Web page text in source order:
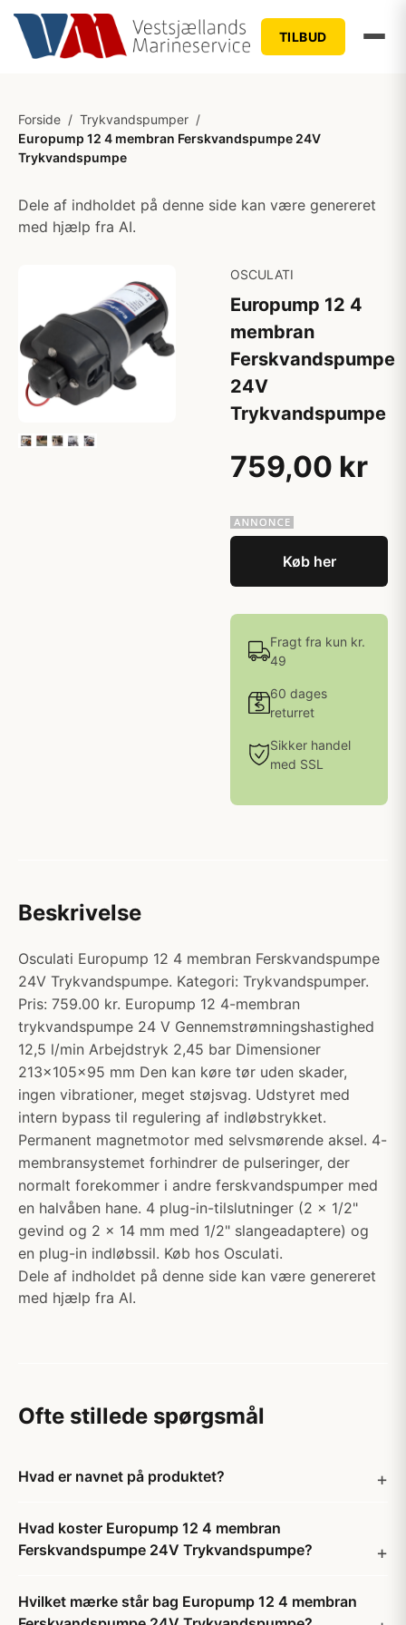
TILBUD
Forside / Trykvandspumper /
Europump 12 4 membran Ferskvandspumpe 24V
Trykvandspumpe
Dele af indholdet på denne side kan være genereret
med hjælp fra AI.
OSCULATI
Europump 12 4
membran
Ferskvandspumpe
24V
Trykvandspumpe
759,00 kr
Køb her
Fragt fra kun kr.
49
60 dages
returret
Sikker handel
med SSL
Beskrivelse
Osculati Europump 12 4 membran Ferskvandspumpe
24V Trykvandspumpe. Kategori: Trykvandspumper.
Pris: 759.00 kr. Europump 12 4-membran
trykvandspumpe 24 V Gennemstrømningshastighed
12,5 l/min Arbejdstryk 2,45 bar Dimensioner
213x105x95 mm Den kan køre tør uden skader,
ingen vibrationer, meget støjsvag. Udstyret med
intern bypass til regulering af indløbstrykket.
Permanent magnetmotor med selvsmørende aksel. 4-
membransystemet forhindrer de pulseringer, der
normalt forekommer i andre ferskvandspumper med
en halvåben hane. 4 plug-in-tilslutninger (2 x 1/2"
gevind og 2 x 14 mm med 1/2" slangeadaptere) og
en plug-in indløbssil. Køb hos Osculati.
Dele af indholdet på denne side kan være genereret
med hjælp fra AI.
Ofte stillede spørgsmål
Hvad er navnet på produktet?
Hvad koster Europump 12 4 membran
Ferskvandspumpe 24V Trykvandspumpe?
Hvilket mærke står bag Europump 12 4 membran